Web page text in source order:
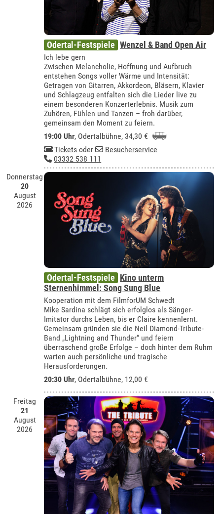
Odertal-Festspiele Wenzel & Band Open Air
Ich lebe gern
Zwischen Melancholie, Hoffnung und Aufbruch
entstehen Songs voller Wärme und Intensität:
Getragen von Gitarren, Akkordeon, Bläsern, Klavier
und Schlagzeug entfalten sich die Lieder live zu
einem besonderen Konzerterlebnis. Musik zum
Zuhören, Fühlen und Tanzen – froh darüber,
gemeinsam den Moment zu feiern.
19:00 Uhr, Odertalbühne, 34,30 €
Tickets oder
Besucherservice
03332 538 111
Donnerstag
20
August
2026
Odertal-Festspiele Kino unterm
Sternenhimmel: Song Sung Blue
Kooperation mit dem FilmforUM Schwedt
Mike Sardina schlägt sich erfolglos als Sänger-
Imitator durchs Leben, bis er Claire kennenlernt.
Gemeinsam gründen sie die Neil Diamond-Tribute-
Band „Lightning and Thunder“ und feiern
überraschend große Erfolge – doch hinter dem Ruhm
warten auch persönliche und tragische
Herausforderungen.
20:30 Uhr, Odertalbühne, 12,00 €
Freitag
21
August
2026